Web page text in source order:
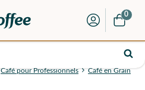
0
Café pour Professionnels
Café en Grain